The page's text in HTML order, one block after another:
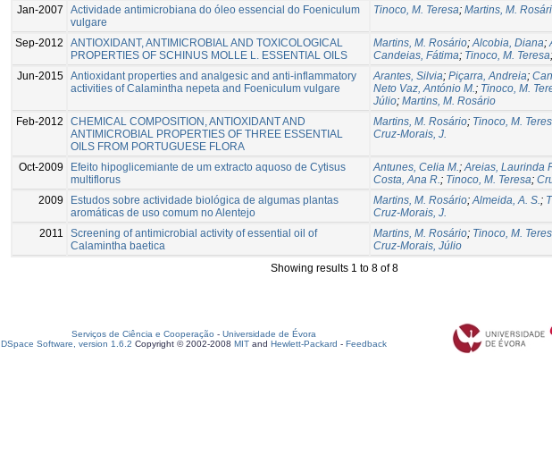
Jan-2007
Actividade antimicrobiana do óleo essencial do Foeniculum
vulgare
Tinoco, M. Teresa; Martins, M.
Sep-2012
ANTIOXIDANT, ANTIMICROBIAL AND TOXICOLOGICAL
PROPERTIES OF SCHINUS MOLLE L. ESSENTIAL OILS
Martins, M. Rosário;Alcobia, Diana;
Candeias, Fátima; Tinoco, M. Teresa;
Jun-2015 Antioxidant properties and analgesic and anti-inflammatory
activities of Calamintha nepeta and Foeniculum vulgare
Arantes, Silvia; Piçarra, Andreia;
Neto Vaz, António M.; Tinoco, M.
Júlio; Martins, M. Rosário
Feb-2012
CHEMICAL COMPOSITION, ANTIOXIDANT AND
ANTIMICROBIAL PROPERTIES OF THREE ESSENTIAL
OILS FROM PORTUGUESE FLORA
Martins, M. Rosário; Tinoco, M.
Cruz-Morais, J.
Oct-2009
Efeito hipoglicemiante de um extracto aquoso de Cytisus
multiflorus
Antunes, Celia M.;Areias, Laurinda
Costa, Ana R.; Tinoco, M. Teresa;
2009
Estudos sobre actividade biológica de algumas plantas
aromáticas de uso comum no Alentejo
Martins, M. Rosário;Almeida, A. S.;
Cruz-Morais, J.
2011
Screening of antimicrobial activity of essential oil of
Calamintha baetica
Martins, M. Rosário; Tinoco, M.
Cruz-Morais, Júlio
Showing results 1 to 8 of 8
Serviços de Ciência e Cooperação - Universidade de Évora
DSpace Software, version 1.6.2 Copyright © 2002-2008 MIT and Hewlett-Packard - Feedback